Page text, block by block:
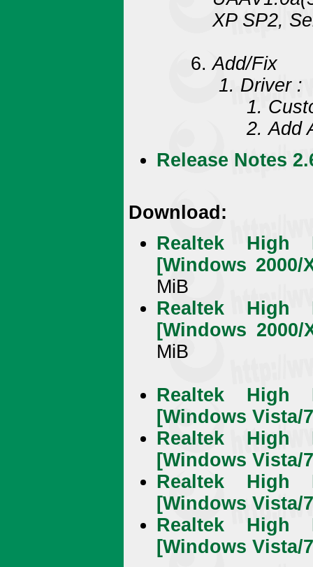
XP SP2,
Add/Fix
Driver :
Add
Release Notes
Download:
Realtek High
[Windows
MiB
Realtek High
[Windows
MiB
Realtek High
[Windows Vista/
Realtek High
[Windows Vista/
Realtek High
[Windows Vista/
Realtek High
[Windows Vista/